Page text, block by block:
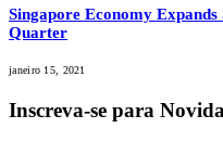
Singapore Economy
Quarter
janeiro 15, 2021
Inscreva-se para